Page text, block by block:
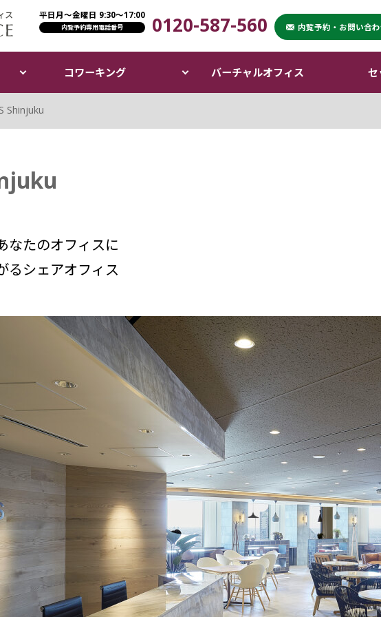
コワーキング バーチャルオフィス セ
エキスパートオフィス（EXPERT OFFICE）
平日月〜金曜日 9:30〜17:00
内覧予約専用電話番号 0120-587-560 内覧予約・お問い合
Shinjuku
なたのオフィスに
るシェアオフィス